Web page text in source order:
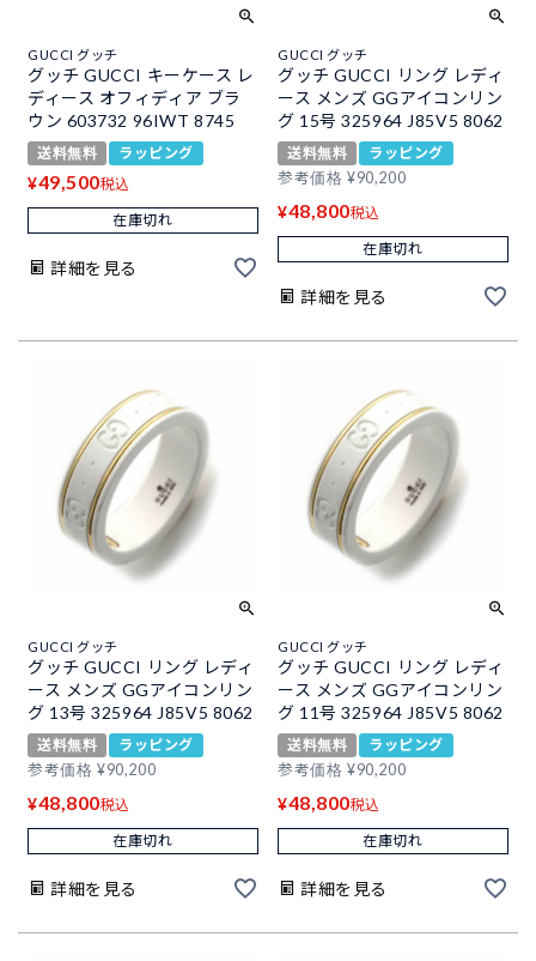
GUCCI グッチ
グッチ GUCCI キーケース レ
ディース オフィディア ブラ
ウン 603732 96IWT 8745
送料無料 ラッピング
¥49,500税込
在庫切れ
詳細を見る
GUCCI グッチ
グッチ GUCCI リング レディ
ース メンズ GGアイコンリン
グ 15号 325964 J85V5 8062
送料無料
ラッピング
参考価格 ¥90,200
¥48,800税込
在庫切れ
詳細を見る
GUCCI グッチ
グッチ GUCCI リング レディ
ース メンズ GGアイコンリン
グ 13号 325964 J85V5 8062
送料無料
ラッピング
参考価格 ¥90,200
¥48,800税込
在庫切れ
詳細を見る
GUCCI グッチ
グッチ GUCCI リング レディ
ース メンズ GGアイコンリン
グ 11号 325964 J85V5 8062
送料無料
ラッピング
参考価格 ¥90,200
¥48,800税込
在庫切れ
詳細を見る